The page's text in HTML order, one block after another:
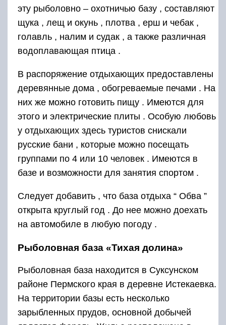
эту рыболовно – охотничью базу , составляют
щука , лещ и окунь , плотва , ерш и чебак ,
голавль , налим и судак , а также различная
водоплавающая птица .
В распоряжение отдыхающих предоставлены
деревянные дома , обогреваемые печами . На
них же можно готовить пищу . Имеются для
этого и электрические плиты . Особую любовь
у отдыхающих здесь туристов снискали
русские бани , которые можно посещать
группами по 4 или 10 человек . Имеются в
базе и возможности для занятия спортом .
Следует добавить , что база отдыха “ Обва ”
открыта круглый год . До нее можно доехать
на автомобиле в любую погоду .
Рыболовная база «Тихая долина»
Рыболовная база находится в Суксунском
районе Пермского края в деревне Истекаевка.
На территории базы есть несколько
зарыбленных прудов, основной добычей